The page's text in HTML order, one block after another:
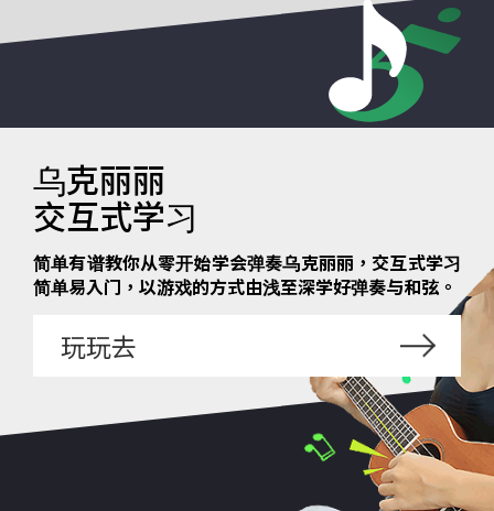
乌克丽丽
交互式学习
简单有谱教你从零开始学会弹奏乌克丽丽，交互式学习
简单易入门，以游戏的方式由浅至深学好弹奏与和弦。
玩玩去